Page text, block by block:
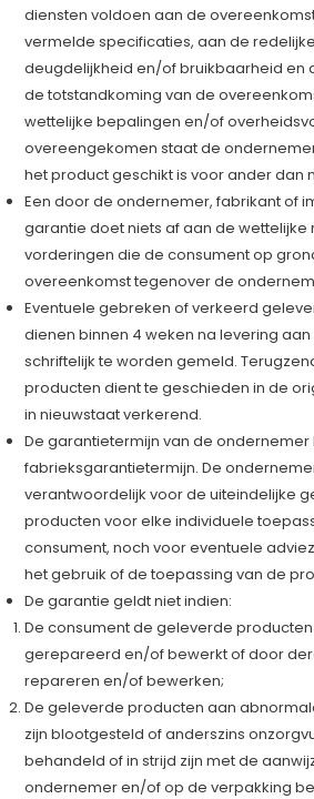
diensten voldoen aan de
vermelde specificaties, aan de
deugdelijkheid en/of bruikbaarheid en
de totstandkoming van de
wettelijke bepalingen en/of
overeengekomen staat de
het product geschikt is voor ander dan
Een door de ondernemer, fabrikant of
garantie doet niets af aan de wettelijke
vorderingen die de consument op
overeenkomst tegenover de
Eventuele gebreken of verkeerd
dienen binnen 4 weken na levering
schriftelijk te worden gemeld.
producten dient te geschieden in de
in nieuwstaat verkerend.
De garantietermijn van de
fabrieksgarantietermijn. De
verantwoordelijk voor de uiteindelijke
producten voor elke individuele
consument, noch voor eventuele
het gebruik of de toepassing van de
De garantie geldt niet indien:
De consument de geleverde
gerepareerd en/of bewerkt of door
repareren en/of bewerken;
De geleverde producten aan
zijn blootgesteld of anderszins
behandeld of in strijd zijn met de
ondernemer en/of op de verpakking